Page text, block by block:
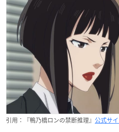
引用：『鴨乃橋ロンの禁断推理』 公式サ